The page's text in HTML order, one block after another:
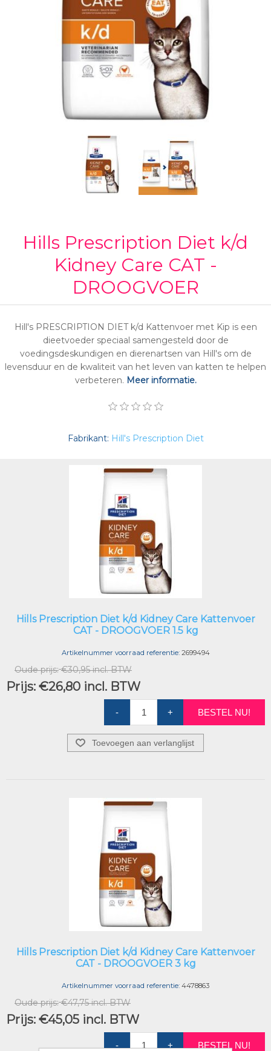
Hills Prescription Diet k/d
Kidney Care CAT -
DROOGVOER
Hill's PRESCRIPTION DIET k/d Kattenvoer met Kip is een
dieetvoeder speciaal samengesteld door de
voedingsdeskundigen en dierenartsen van Hill's om de
levensduur en de kwaliteit van het leven van katten te helpen
verbeteren. Meer informatie.
Fabrikant: Hill's Prescription Diet
Hills Prescription Diet k/d Kidney Care Kattenvoer
CAT - DROOGVOER 1.5 kg
Artikelnummer voorraad referentie: 2699494
Oude prijs: €30,95 incl. BTW
Prijs: €26,80 incl. BTW
- + BESTEL NU!
Toevoegen aan verlanglijst
Hills Prescription Diet k/d Kidney Care Kattenvoer
CAT - DROOGVOER 3 kg
Artikelnummer voorraad referentie: 4478863
Oude prijs: €47,75 incl. BTW
Prijs: €45,05 incl. BTW
- + BESTEL NU!